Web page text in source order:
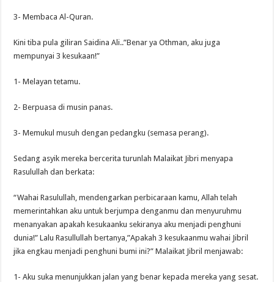
3- Membaca Al-Quran.
Kini tiba pula giliran Saidina Ali..”Benar ya Othman, aku juga
mempunyai 3 kesukaan!”
1- Melayan tetamu.
2- Berpuasa di musin panas.
3- Memukul musuh dengan pedangku (semasa perang).
Sedang asyik mereka bercerita turunlah Malaikat Jibri menyapa
Rasulullah dan berkata:
“Wahai Rasulullah, mendengarkan perbicaraan kamu, Allah telah
memerintahkan aku untuk berjumpa denganmu dan menyuruhmu
menanyakan apakah kesukaanku sekiranya aku menjadi penghuni
dunia!” Lalu Rasullullah bertanya,”Apakah 3 kesukaanmu wahai Jibril
jika engkau menjadi penghuni bumi ini?” Malaikat Jibril menjawab:
1- Aku suka menunjukkan jalan yang benar kepada mereka yang sesat.